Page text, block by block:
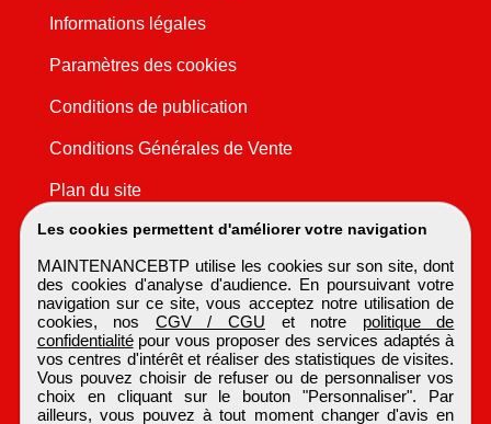
Les cookies permettent d'améliorer votre navigation
MAINTENANCEBTP utilise les cookies sur son site, dont
des cookies d'analyse d'audience. En poursuivant votre
navigation sur ce site, vous acceptez notre utilisation de
cookies, nos CGV / CGU et notre politique de
confidentialitépour vous proposer des services adaptés à
vos centres d'intérêt et réaliser des statistiques de visites.
Vous pouvez choisir de refuser ou de personnaliser vos
choix en cliquant sur le bouton "Personnaliser". Par
ailleurs, vous pouvez à tout moment changer d'avis en
Informations légales
Paramètres des cookies
Conditions de publication
Conditions Générales de Vente
Plan du site